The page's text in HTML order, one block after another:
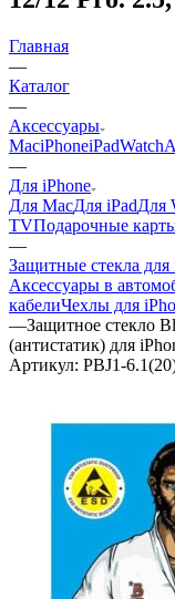
Главная
—
Каталог
—
Аксессуары
MaciPhoneiPadWatch
—
Для iPhone
Для MacДля iPadДля
TVПодарочные
—
Защитные стекла для
Аксессуары в
кабелиЧехлы для
—Защитное стекло
(антистатик) для
Артикул: PBJ1-